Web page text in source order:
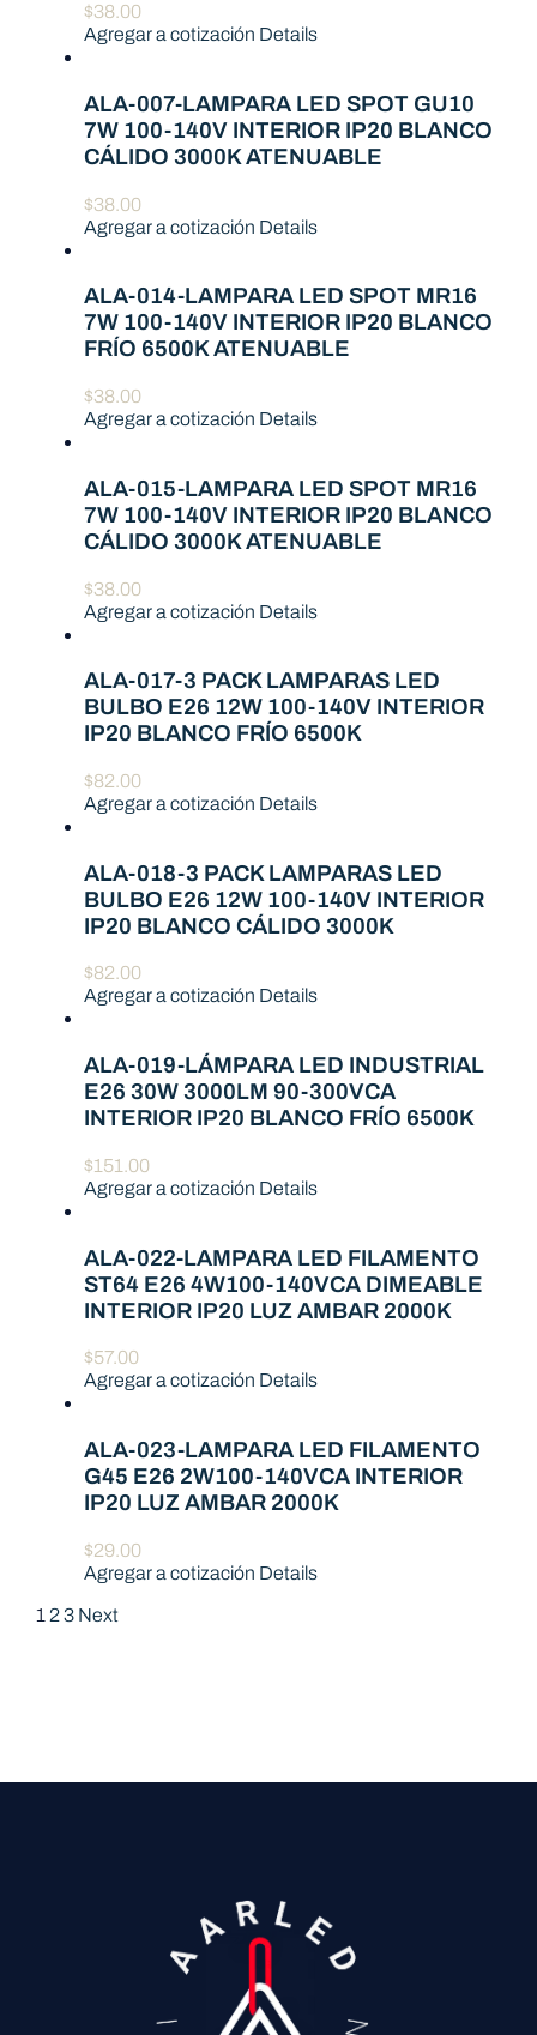
$38.00
Agregar a cotización Details
ALA-007-LAMPARA LED SPOT GU10
7W 100-140V INTERIOR IP20 BLANCO
CÁLIDO 3000K ATENUABLE
$38.00
Agregar a cotización Details
ALA-014-LAMPARA LED SPOT MR16
7W 100-140V INTERIOR IP20 BLANCO
FRÍO 6500K ATENUABLE
$38.00
Agregar a cotización Details
ALA-015-LAMPARA LED SPOT MR16
7W 100-140V INTERIOR IP20 BLANCO
CÁLIDO 3000K ATENUABLE
$38.00
Agregar a cotización Details
ALA-017-3 PACK LAMPARAS LED
BULBO E26 12W 100-140V INTERIOR
IP20 BLANCO FRÍO 6500K
$82.00
Agregar a cotización Details
ALA-018-3 PACK LAMPARAS LED
BULBO E26 12W 100-140V INTERIOR
IP20 BLANCO CÁLIDO 3000K
$82.00
Agregar a cotización Details
ALA-019-LÁMPARA LED INDUSTRIAL
E26 30W 3000LM 90-300VCA
INTERIOR IP20 BLANCO FRÍO 6500K
$151.00
Agregar a cotización Details
ALA-022-LAMPARA LED FILAMENTO
ST64 E26 4W100-140VCA DIMEABLE
INTERIOR IP20 LUZ AMBAR 2000K
$57.00
Agregar a cotización Details
ALA-023-LAMPARA LED FILAMENTO
G45 E26 2W100-140VCA INTERIOR
IP20 LUZ AMBAR 2000K
$29.00
Agregar a cotización Details
1 23 Next